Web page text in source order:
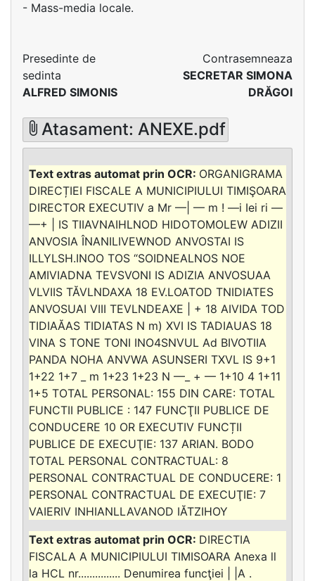
- Mass-media locale.
Presedinte de
sedinta
ALFRED SIMONIS
Contrasemneaza
SECRETAR SIMONA
DRĂGOI
Atasament: ANEXE.pdf
ORGANIGRAMA
DIRECȚIEI FISCALE A MUNICIPIULUI TIMIŞOARA
DIRECTOR EXECUTIV a Mr —| — m ! —i Iei ri —
—+ | IS TIIAVNAIHLNOD HIDOTOMOLEW ADIZII
ANVOSIA ÎNANILIVEWNOD ANVOSTAI IS
ILLYLSH.INOO TOS “SOIDNEALNOS NOE
AMIVIADNA TEVSVONI IS ADIZIA ANVOSUAA
VLVIIS TĂVLNDAXA 18 EV.LOATOD TNIDIATES
ANVOSUAI VIII TEVLNDEAXE | + 18 AIVIDA TOD
TIDIAĂAS TIDIATAS N m) XVI IS TADIAUAS 18
VINA S TONE TONI INO4SNVUL Ad BIVOTIIA
PANDA NOHA ANVWA ASUNSERI TXVL IS 9+1
1+22 1+7 _ m 1+23 1+23 N —_ + — 1+10 4 1+11
1+5 TOTAL PERSONAL: 155 DIN CARE: TOTAL
FUNCTII PUBLICE : 147 FUNCŢII PUBLICE DE
CONDUCERE 10 OR EXECUTIV FUNCȚII
PUBLICE DE EXECUŢIE: 137 ARIAN. BODO
TOTAL PERSONAL CONTRACTUAL: 8
PERSONAL CONTRACTUAL DE CONDUCERE: 1
PERSONAL CONTRACTUAL DE EXECUŢIE: 7
VAIERIV INHIANLLAVANOD IĂTZIHOY
DIRECTIA
FISCALA A MUNICIPIULUI TIMISOARA Anexa ll
la HCL nr............... Denumirea funcţiei | |A .